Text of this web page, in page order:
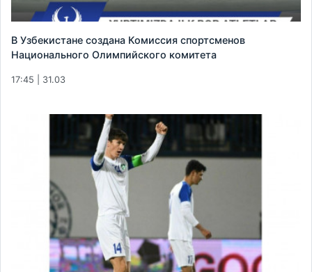
В Узбекистане создана Комиссия спортсменов
Национального Олимпийского комитета
17:45 | 31.03